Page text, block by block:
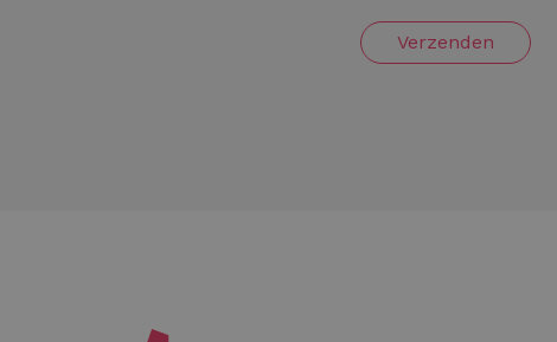
Verzenden